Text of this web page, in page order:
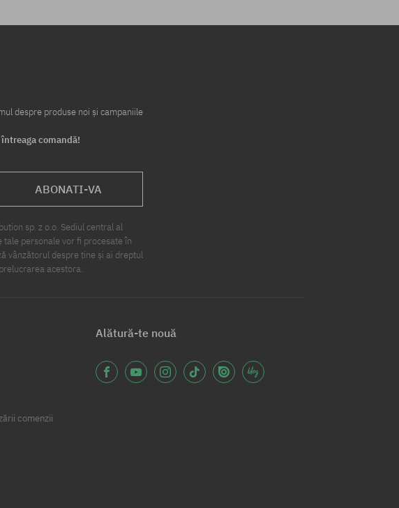
despre produse noi și campaniile
comandă!
ABONATI-VA
sp. z o.o. Sediul central al
personale vor fi procesate în
vânzătorul despre tine și ai dreptul
acestora.
comenzii
Alătură-te nouă